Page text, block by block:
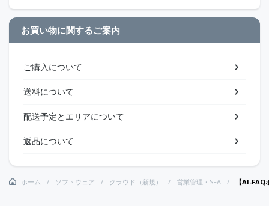
お買い物に関するご案内
ご購入について
送料について
配送予定とエリアについて
返品について
ホーム ソフトウェア クラウド（新規） 営業管理・SFA 【AI-